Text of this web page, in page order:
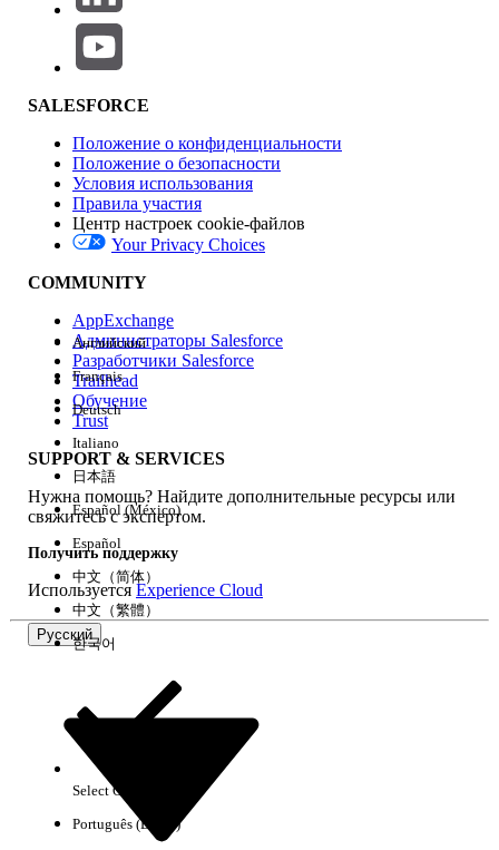
Влияние на функции
Версия
Возможности
Очистить все Готово
Результаты отсутствуют
SALESFORCE
Положение о конфиденциальности
Положение о безопасности
Условия использования
Правила участия
Центр настроек cookie-файлов
Your Privacy Choices
COMMUNITY
AppExchange
Администраторы Salesforce
Разработчики Salesforce
Trailhead
Обучение
Trust
SUPPORT & SERVICES
Нужна помощь? Найдите дополнительные ресурсы или
свяжитесь с экспертом.
Получить поддержку
ИспользуетсяExperience Cloud
Русский
Английский
Français
Deutsch
Italiano
日本語
Español (México)
Español
中文（简体）
中文（繁體）
한국어
Select Org
Português (Brasil)